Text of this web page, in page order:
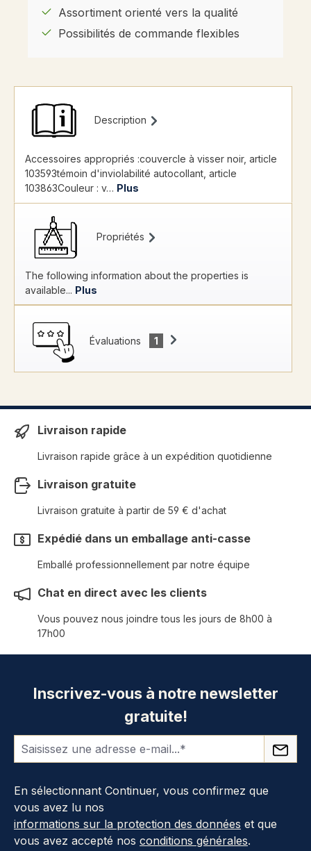
Assortiment orienté vers la qualité
Possibilités de commande flexibles
Description
Accessoires appropriés :couvercle à visser noir, article
103593témoin d'inviolabilité autocollant, article
103863Couleur : v… Plus
Propriétés
The following information about the properties is
available... Plus
Évaluations 1
Livraison rapide
Livraison rapide grâce à un expédition quotidienne
Livraison gratuite
Livraison gratuite à partir de 59 € d'achat
Expédié dans un emballage anti-casse
Emballé professionnellement par notre équipe
Chat en direct avec les clients
Vous pouvez nous joindre tous les jours de 8h00 à
17h00
Inscrivez-vous à notre newsletter
gratuite!
En sélectionnant Continuer, vous confirmez que
vous avez lu nos
informations sur la protection des données et que
vous avez accepté nos conditions générales.